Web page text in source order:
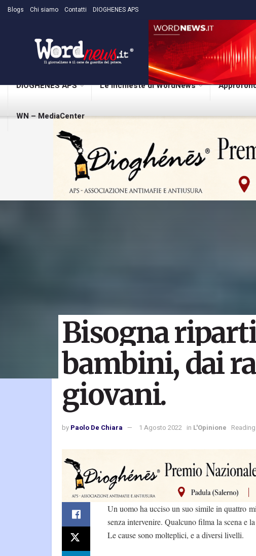
Blogs Chi siamo Contatti DIOGHENES APS
DIOGHENES APS Le inchieste di WordNews
WN – MediaCenter
Bisogna
bambini, dai
giovani.
by Paolo De Chiara 1 Agosto 2022 in L'Opinione
Un uomo ha ucciso un suo simile in quattro
senza intervenire. Qualcuno filma la scena e
Le cause sono molteplici, e a diversi livelli.